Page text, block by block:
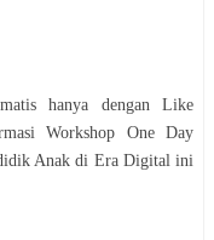
hanya dengan Like
Workshop
One Day
Anak di Era Digitalini